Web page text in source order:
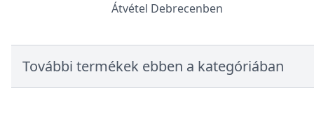
Átvétel Debrecenben
További termékek ebben a kategóriában